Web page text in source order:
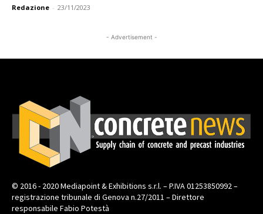
Redazione - 23/11/2023
- Advertisement -
© 2016 - 2020 Mediapoint & Exhibitions s.r.l. – P.IVA 01253850992 –
registrazione tribunale di Genova n.27/2011 – Direttore
responsabile Fabio Potestà